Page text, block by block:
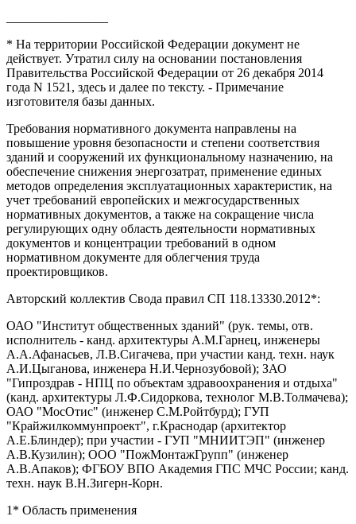
* На территории Российской Федерации документ не
действует. Утратил силу на основании постановления
Правительства Российской Федерации от 26 декабря 2014
года N 1521, здесь и далее по тексту. - Примечание
изготовителя базы данных.
Требования нормативного документа направлены на
повышение уровня безопасности и степени соответствия
зданий и сооружений их функциональному назначению, на
обеспечение снижения энергозатрат, применение единых
методов определения эксплуатационных характеристик, на
учет требований европейских и межгосударственных
нормативных документов, а также на сокращение числа
регулирующих одну область деятельности нормативных
документов и концентрации требований в одном
нормативном документе для облегчения труда
проектировщиков.
Авторский коллектив Свода правил СП 118.13330.2012*:
ОАО "Институт общественных зданий" (рук. темы, отв.
исполнитель - канд. архитектуры A.M.Гарнец, инженеры
А.А.Афанасьев, Л.В.Сигачева, при участии канд. техн. наук
А.И.Цыганова, инженера Н.И.Чернозубовой); ЗАО
"Гипроздрав - НПЦ по объектам здравоохранения и отдыха"
(канд. архитектуры Л.Ф.Сидоркова, технолог М.В.Толмачева);
ОАО "МосОтис" (инженер С.М.Ройтбурд); ГУП
"Крайжилкоммунпроект", г.Краснодар (архитектор
А.Е.Блиндер); при участии - ГУП "МНИИТЭП" (инженер
А.В.Кузилин); ООО "ПожМонтажГрупп" (инженер
А.В.Апаков); ФГБОУ ВПО Академия ГПС МЧС России; канд.
техн. наук В.Н.Зигерн-Корн.
1* Область применения